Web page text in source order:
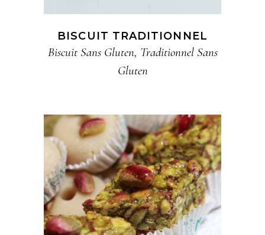
BISCUIT TRADITIONNEL
Biscuit​ Sans Gluten, Traditionnel​ Sans
Gluten